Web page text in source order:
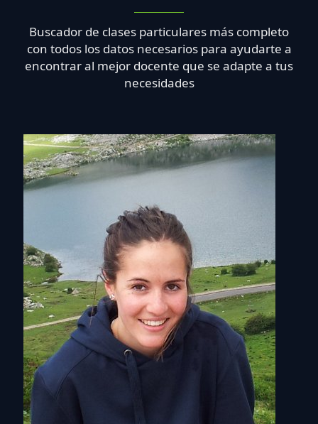
Buscador de clases particulares más completo
con todos los datos necesarios para ayudarte a
encontrar al mejor docente que se adapte a tus
necesidades